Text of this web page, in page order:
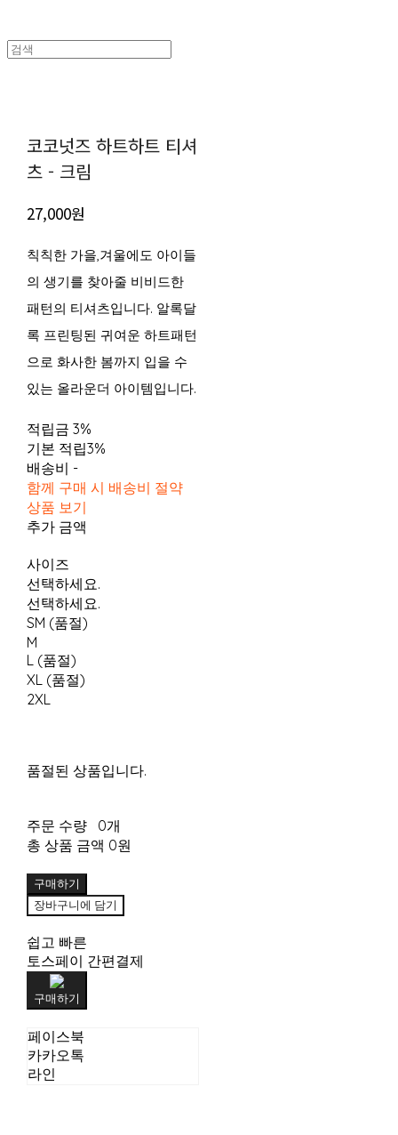
코코넛즈 하트하트 티셔
츠 - 크림
27,000원
칙칙한 가을,겨울에도 아이들
의 생기를 찾아줄 비비드한
패턴의 티셔츠입니다. 알록달
록 프린팅된 귀여운 하트패턴
으로 화사한 봄까지 입을 수
있는 올라운더 아이템입니다.
적립금 3%
기본 적립3%
배송비 -
함께 구매 시 배송비 절약
상품 보기
추가 금액
사이즈
선택하세요.
선택하세요.
SM (품절)
M
L (품절)
XL (품절)
2XL
품절된 상품입니다.
주문 수량
0개
총 상품 금액 0원
구매하기
장바구니에 담기
쉽고 빠른
토스페이 간편결제
구매하기
페이스북
카카오톡
라인